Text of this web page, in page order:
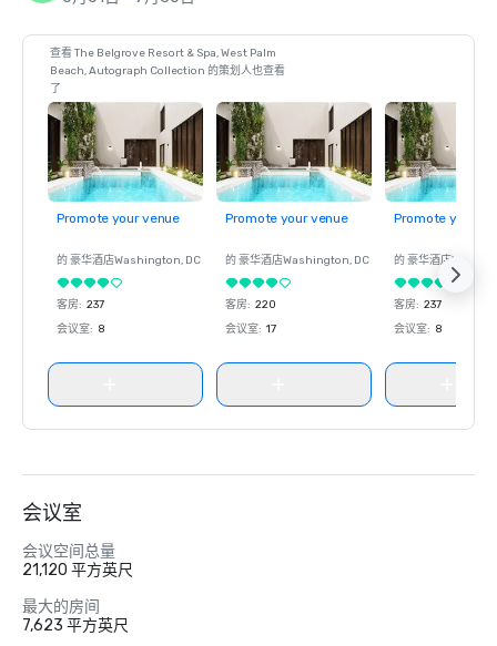
查看 The Belgrove Resort & Spa, West Palm
Beach, Autograph Collection 的策划人也查看
了
Promote your venue
的 豪华酒店Washington, DC
客房: 237
会议室: 8
Promote your venue
的 豪华酒店Washington, DC
客房: 220
会议室: 17
Promote your
的 豪华酒店
客房: 237
会议室: 8
会议室
会议空间总量
21,120 平方英尺
最大的房间
7,623 平方英尺